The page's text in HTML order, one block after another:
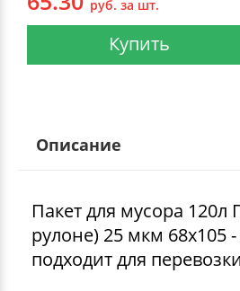
руб. за шт.
Купить
Описание
Пакет для мусора
рулоне) 25 мкм 68х105
подходит для